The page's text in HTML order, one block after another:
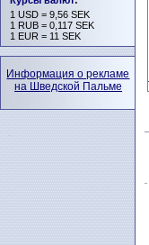
1 USD = 9,56 SEK
1 RUB = 0,117 SEK
1 EUR = 11 SEK
Информация о рекламе
на Шведской Пальме